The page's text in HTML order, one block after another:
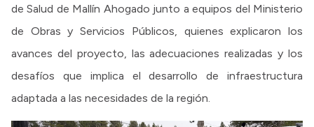
de Salud de Mallín Ahogado junto a equipos del Ministerio
de Obras y Servicios Públicos, quienes explicaron los
avances del proyecto, las adecuaciones realizadas y los
desafíos que implica el desarrollo de infraestructura
adaptada a las necesidades de la región.